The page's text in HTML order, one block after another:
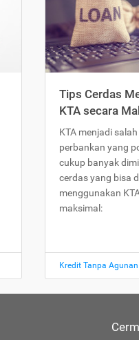
Tips Cerdas
KTA secara
KTA menjadi
perbankan yang
cukup banyak
cerdas yang bisa
menggunakan
maksimal:
Kredit Tanpa Agunan